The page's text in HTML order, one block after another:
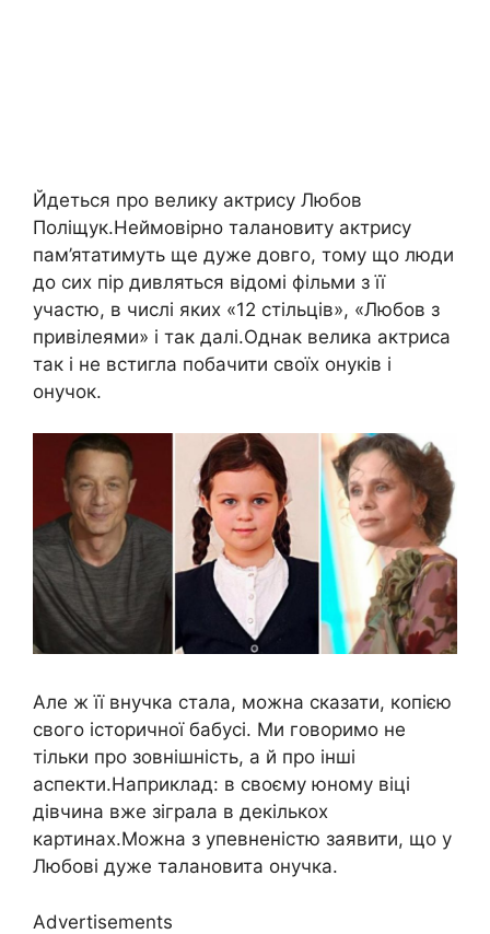
Йдеться про велику актрису Любов
Поліщук.Неймовірно талановиту актрису
пам’ятатимуть ще дуже довго, тому що люди
до сих пір дивляться відомі фільми з її
участю, в числі яких «12 стільців», «Любов з
привілеями» і так далі.Однак велика актриса
так і не встигла побачити своїх онуків і
онучок.
Але ж її внучка стала, можна сказати, копією
свого історичної бабусі. Ми говоримо не
тільки про зовнішність, а й про інші
аспекти.Наприклад: в своєму юному віці
дівчина вже зіграла в декількох
картинах.Можна з упевненістю заявити, що у
Любові дуже талановита онучка.
Advertisements